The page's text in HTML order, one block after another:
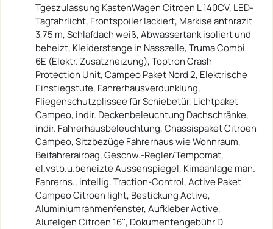
Tgeszulassung KastenWagen Citroen L 140CV, LED-
Tagfahrlicht, Frontspoiler lackiert, Markise anthrazit
3,75 m, Schlafdach weiß, Abwassertank isoliert und
beheizt, Kleiderstange in Nasszelle, Truma Combi
6E (Elektr. Zusatzheizung), Toptron Crash
Protection Unit, Campeo Paket Nord 2, Elektrische
Einstiegstufe, Fahrerhausverdunklung,
Fliegenschutzplissee für Schiebetür, Lichtpaket
Campeo, indir. Deckenbeleuchtung Dachschränke,
indir. Fahrerhausbeleuchtung, Chassispaket Citroen
Campeo, Sitzbezüge Fahrerhaus wie Wohnraum,
Beifahrerairbag, Geschw.-Regler/Tempomat,
el.vstb.u.beheizte Aussenspiegel, Kimaanlage man.
Fahrerhs., intellig. Traction-Control, Active Paket
Campeo Citroen light, Bestickung Active,
Aluminiumrahmenfenster, Aufkleber Active,
Alufelgen Citroen 16'', Dokumentengebühr D